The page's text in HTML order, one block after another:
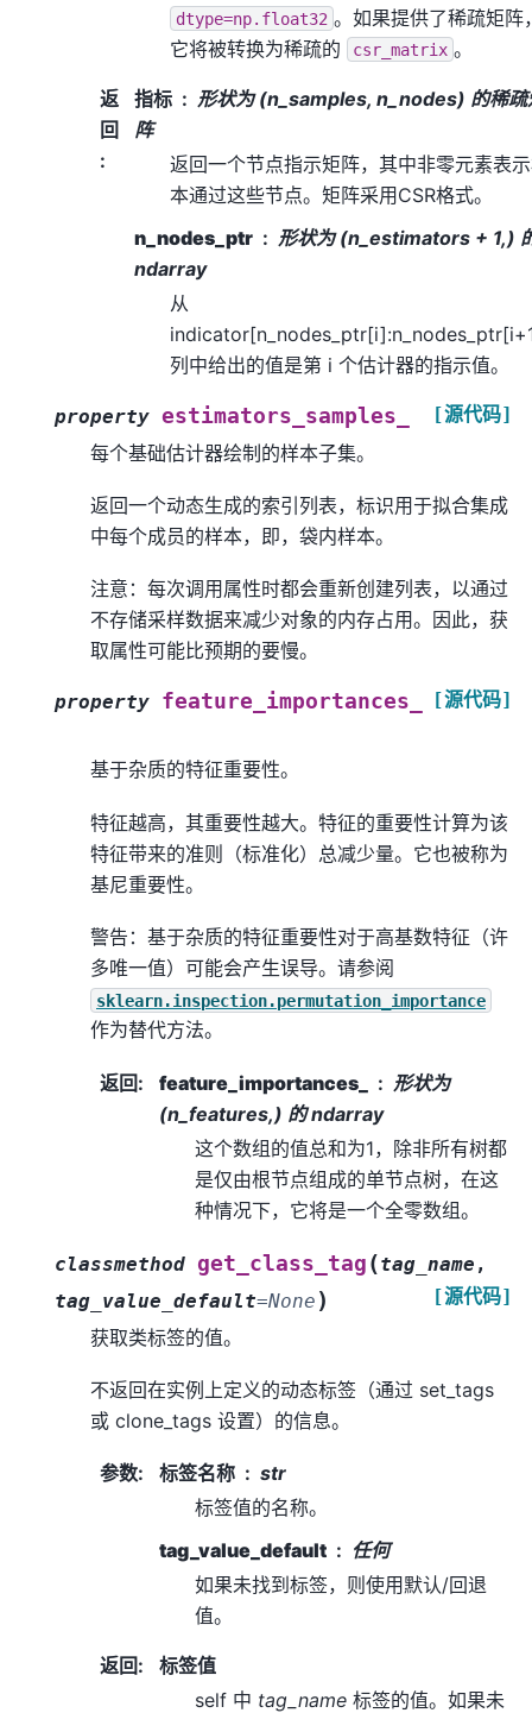
dtype=np.float32 。如果提供了稀疏矩阵
它将被转换为稀疏的
csr_matrix 。
返
回
:
指标
形状为 (n_samples, n_nodes) 的稀疏
阵
返回一个节点指示矩阵，其中非零元素表
本通过这些节点。矩阵采用CSR格式。
n_nodes_ptr
形状为 (n_estimators + 1,)
ndarray
从
列中给出的值是第 i 个估计器的指示值。
property estimators_samples_ [源代码]
每个基础估计器绘制的样本子集。
返回一个动态生成的索引列表，标识用于拟合集成
中每个成员的样本，即，袋内样本。
注意：每次调用属性时都会重新创建列表，以通过
不存储采样数据来减少对象的内存占用。因此，获
取属性可能比预期的要慢。
property feature_importances_ [源代码]
基于杂质的特征重要性。
特征越高，其重要性越大。特征的重要性计算为该
特征带来的准则（标准化）总减少量。它也被称为
基尼重要性。
警告：基于杂质的特征重要性对于高基数特征（许
多唯一值）可能会产生误导。请参阅
sklearn.inspection.permutation_importance
作为替代方法。
返回: feature_importances_
形状为
(n_features,) 的 ndarray
这个数组的值总和为1，除非所有树都
是仅由根节点组成的单节点树，在这
种情况下，它将是一个全零数组。
classmethod get_class_tag (tag_name ,
tag_value_default=None ) [源代码]
获取类标签的值。
不返回在实例上定义的动态标签（通过 set_tags
或 clone_tags 设置）的信息。
参数: 标签名称
str
标签值的名称。
tag_value_default
任何
如果未找到标签，则使用默认/回退
值。
返回:
标签值
self 中 tag_name 标签的值。如果未